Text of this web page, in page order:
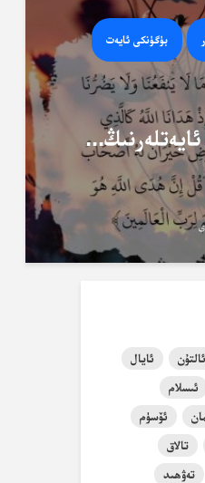
بۈگۈنكى ئايەت
ئالتۇن
ئايال
ئىسلام
ئۆسۈم
تالاق
تەۋھىد